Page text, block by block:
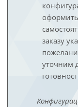
оформить
заказу
уточним